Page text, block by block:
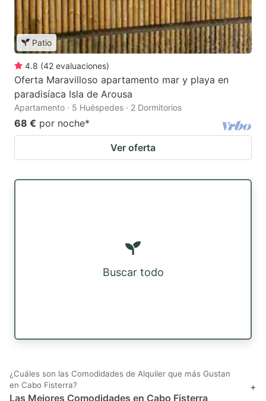
Patio
4.8 (42 evaluaciones)
Oferta Maravilloso apartamento mar y playa en
paradisíaca Isla de Arousa
Apartamento · 5 Huéspedes · 2 Dormitorios
68 € por noche*
Ver oferta
Buscar todo
¿Cuáles son las Comodidades de Alquiler que más Gustan
en Cabo Fisterra?
Las Mejores Comodidades en Cabo Fisterra
+